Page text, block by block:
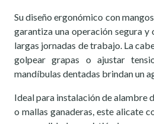
Su diseño ergonómico con
garantiza una operación segura y
largas jornadas de trabajo. La
golpear grapas o ajustar
mandíbulas dentadas brindan un
Ideal para instalación de alambre
o mallas ganaderas, este alicate